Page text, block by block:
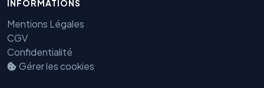
INFORMATIONS
Mentions Légales
CGV
Confidentialité
Gérer les cookies